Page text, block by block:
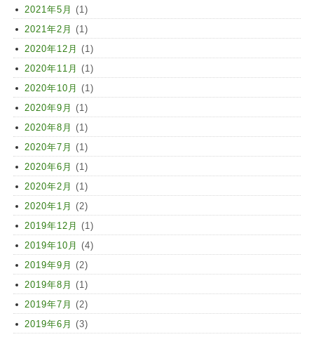
2021年5月 (1)
2021年2月 (1)
2020年12月 (1)
2020年11月 (1)
2020年10月 (1)
2020年9月 (1)
2020年8月 (1)
2020年7月 (1)
2020年6月 (1)
2020年2月 (1)
2020年1月 (2)
2019年12月 (1)
2019年10月 (4)
2019年9月 (2)
2019年8月 (1)
2019年7月 (2)
2019年6月 (3)